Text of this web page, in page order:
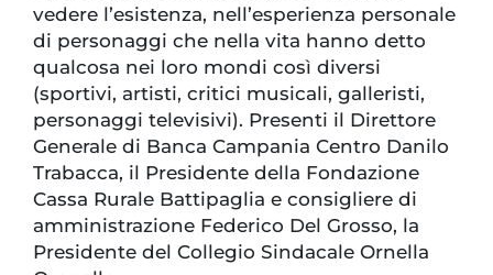
vedere l’esistenza, nell’esperienza personale
di personaggi che nella vita hanno detto
qualcosa nei loro mondi così diversi
(sportivi, artisti, critici musicali, galleristi,
personaggi televisivi). Presenti il Direttore
Generale di Banca Campania Centro Danilo
Trabacca, il Presidente della Fondazione
Cassa Rurale Battipaglia e consigliere di
amministrazione Federico Del Grosso, la
Presidente del Collegio Sindacale Ornella